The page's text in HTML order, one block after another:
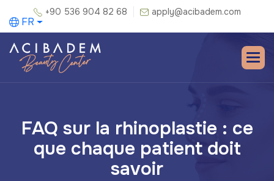
+90 536 904 82 68 apply@acibadem.com
FR
FAQ sur la rhinoplastie : ce
que chaque patient doit
savoir